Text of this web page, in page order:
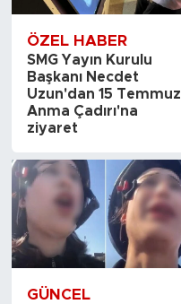
ÖZEL HABER
SMG Yayın Kurulu
Başkanı Necdet
Uzun'dan 15 Temmuz
Anma Çadırı'na
ziyaret
GÜNCEL